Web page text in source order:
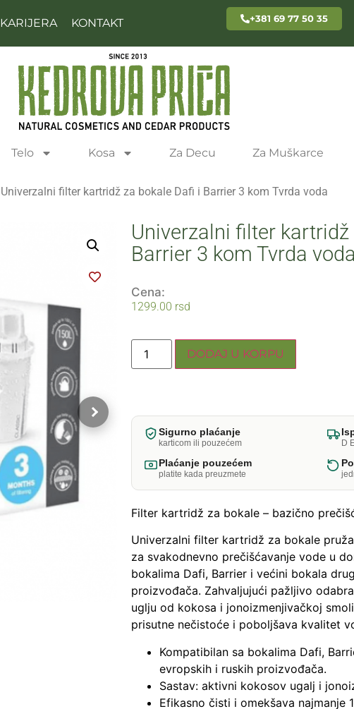
KARIJERA KONTAKT +381 69 77 50 35
Telo Kosa Za Decu Za Muškarce
Univerzalni filter kartridž za bokale Dafi i Barrier 3 kom Tvrda voda
Univerzalni filter kartridž
Barrier 3 kom Tvrda voda
Cena:
1299.00 rsd
DODAJ U KORPU
Sigurno plaćanje
karticom ili pouzećem D
Plaćanje pouzećem
platite kada preuzmete
Filter kartridž za bokale – bazično
Univerzalni filter kartridž za bokale
za svakodnevno prečišćavanje vode u
bokalima Dafi, Barrier i većini bokala
proizvođača. Zahvaljujući pažljivo
uglju od kokosa i jonoizmenjivačkoj
prisutne nečistoće i poboljšava kvalitet
Kompatibilan sa bokalima Dafi,
evropskih i ruskih proizvođača.
Sastav: aktivni kokosov ugalj i
Efikasno čisti i omekšava najmanje